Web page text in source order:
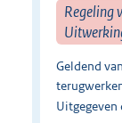
Regeling
Geldend